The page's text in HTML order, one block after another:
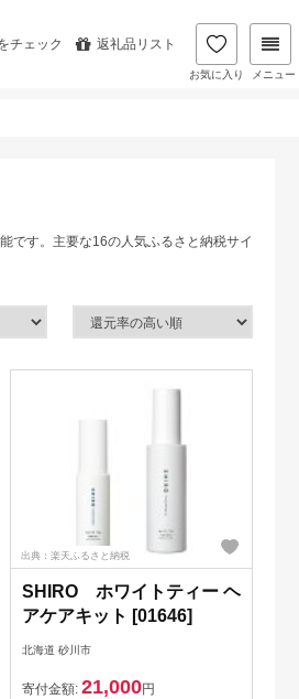
チェック 返礼品リスト
お気に入り メニュー
です。主要な16の人気ふるさと納税サイ
出典：楽天ふるさと納税
SHIRO ホワイトティー ヘ
アケアキット [01646]
北海道 砂川市
寄付金額: 21,000円